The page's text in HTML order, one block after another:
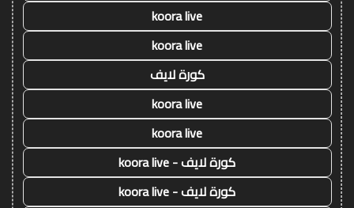
koora live
koora live
كورة لايف
koora live
koora live
كورة لايف - koora live
كورة لايف - koora live